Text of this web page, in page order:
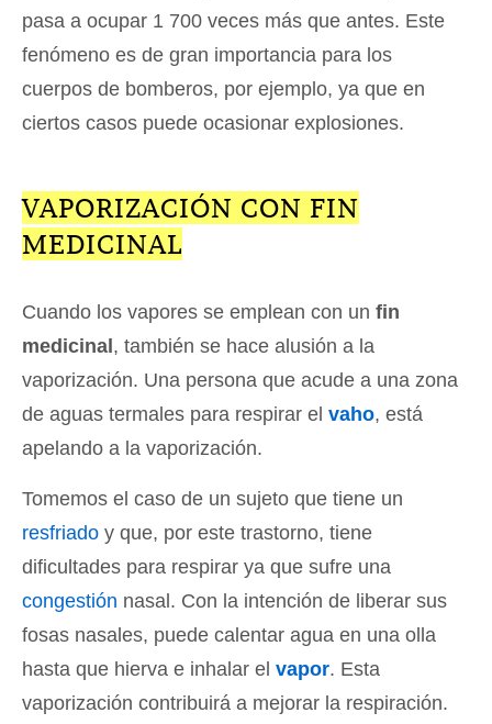
pasa a ocupar 1 700 veces más que antes. Este
fenómeno es de gran importancia para los
cuerpos de bomberos, por ejemplo, ya que en
ciertos casos puede ocasionar explosiones.
VAPORIZACIÓN CON FIN
MEDICINAL
Cuando los vapores se emplean con un fin
medicinal , también se hace alusión a la
vaporización. Una persona que acude a una zona
de aguas termales para respirar el vaho, está
apelando a la vaporización.
Tomemos el caso de un sujeto que tiene un
resfriado y que, por este trastorno, tiene
dificultades para respirar ya que sufre una
congestión nasal. Con la intención de liberar sus
fosas nasales, puede calentar agua en una olla
hasta que hierva e inhalar el vapor. Esta
vaporización contribuirá a mejorar la respiración.